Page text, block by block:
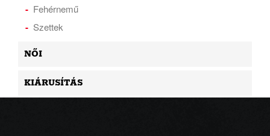
Fehérnemű
Szettek
NŐI
KIÁRUSÍTÁS